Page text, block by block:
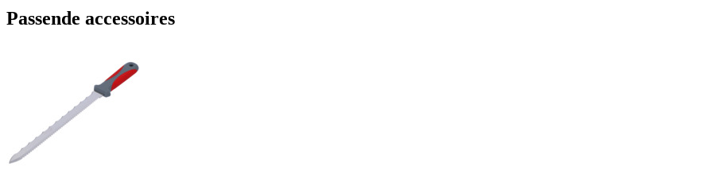
Passende accessoires